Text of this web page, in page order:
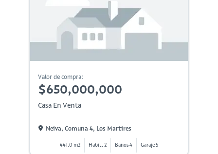
Valor de compra:
$650,000,000
Casa En Venta
Neiva, Comuna 4, Los Martires
441.0 m2 Habit. 2 Baños 4 Garaje 5